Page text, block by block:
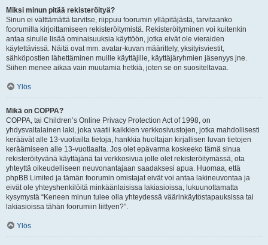
Miksi minun pitää rekisteröityä?
Sinun ei välttämättä tarvitse, riippuu foorumin ylläpitäjästä, tarvitaanko
foorumilla kirjoittamiseen rekisteröitymistä. Rekisteröityminen voi kuitenkin
antaa sinulle lisää ominaisuuksia käyttöön, jotka eivät ole vieraiden
käytettävissä. Näitä ovat mm. avatar-kuvan määrittely, yksityisviestit,
sähköpostien lähettäminen muille käyttäjille, käyttäjäryhmien jäsenyys jne.
Siihen menee aikaa vain muutamia hetkiä, joten se on suositeltavaa.
Ylös
Mikä on COPPA?
COPPA, tai Children’s Online Privacy Protection Act of 1998, on
yhdysvaltalainen laki, joka vaatii kaikkien verkkosivustojen, jotka mahdollisesti
keräävät alle 13-vuotiailta tietoja, hankkia huoltajan kirjallisen luvan tietojen
keräämiseen alle 13-vuotiaalta. Jos olet epävarma koskeeko tämä sinua
rekisteröityvänä käyttäjänä tai verkkosivua jolle olet rekisteröitymässä, ota
yhteyttä oikeudelliseen neuvonantajaan saadaksesi apua. Huomaa, että
phpBB Limited ja tämän foorumin omistajat eivät voi antaa lakineuvontaa ja
eivät ole yhteyshenkilöitä minkäänlaisissa lakiasioissa, lukuunottamatta
kysymystä “Keneen minun tulee olla yhteydessä väärinkäytöstapauksissa tai
lakiasioissa tähän foorumiin liittyen?”.
Ylös